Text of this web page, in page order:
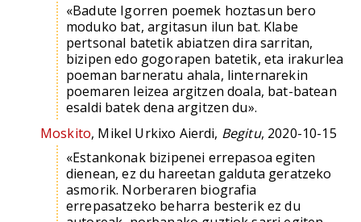
«Badute Igorren poemek hoztasun bero
moduko bat, argitasun ilun bat. Klabe
pertsonal batetik abiatzen dira sarritan,
bizipen edo gogorapen batetik, eta irakurlea
poeman barneratu ahala, linternarekin
poemaren leizea argitzen doala, bat-batean
esaldi batek dena argitzen du».
Moskito, Mikel Urkixo Aierdi, Begitu, 2020-10-15
«Estankonak bizipenei errepasoa egiten
dienean, ez du hareetan galduta geratzeko
asmorik. Norberaren biografia
errepasatzeko beharra besterik ez du